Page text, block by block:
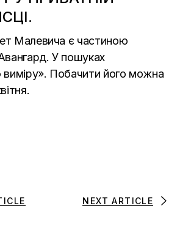
Малевича є частиною
У пошуках
виміру». Побачити його можна
NEXT ARTICLE